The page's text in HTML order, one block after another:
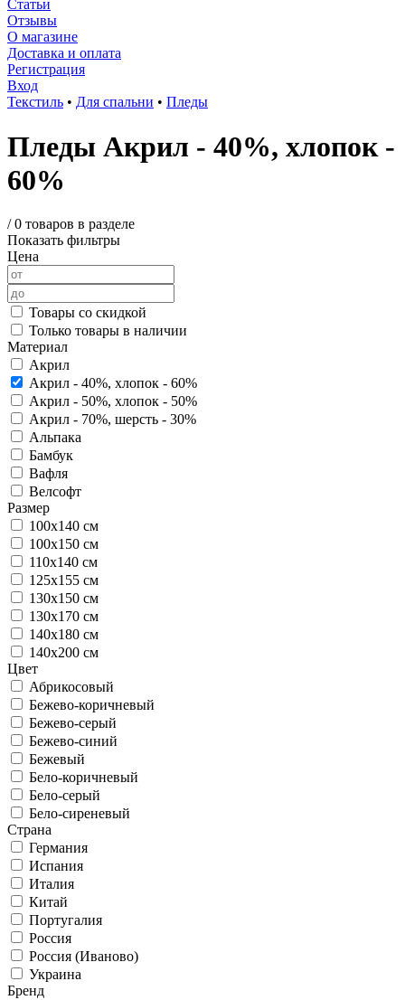
Статьи
Отзывы
О магазине
Доставка и оплата
Регистрация
Вход
Текстиль • Для спальни • Пледы
Пледы Акрил - 40%, хлопок -
60%
/0 товаров в разделе
Показать фильтры
Цена
Товары со скидкой
Только товары в наличии
Материал
Акрил
Акрил - 40%, хлопок - 60%
Акрил - 50%, хлопок - 50%
Акрил - 70%, шерсть - 30%
Альпака
Бамбук
Вафля
Велсофт
Размер
100х140 см
100х150 см
110х140 см
125х155 см
130х150 см
130х170 см
140х180 см
140х200 см
Цвет
Абрикосовый
Бежево-коричневый
Бежево-серый
Бежево-синий
Бежевый
Бело-коричневый
Бело-серый
Бело-сиреневый
Страна
Германия
Испания
Италия
Китай
Португалия
Россия
Россия (Иваново)
Украина
Бренд